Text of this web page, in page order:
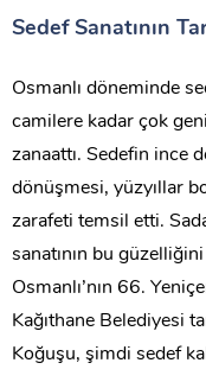
Sedef Sanatının
Osmanlı döneminde
camilere kadar çok
zanaattı. Sedefin ince
dönüşmesi, yüzyıllar
zarafeti temsil etti.
sanatının bu
Osmanlı’nın 66.
Kağıthane Belediyesi
Koğuşu, şimdi sedef